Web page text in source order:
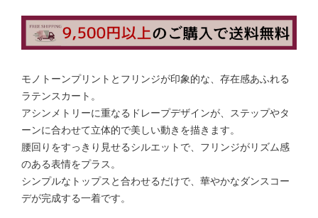
モノトーンプリントとフリンジが印象的な、存在感あふれる
ラテンスカート。
アシンメトリーに重なるドレープデザインが、ステップやタ
ーンに合わせて立体的で美しい動きを描きます。
腰回りをすっきり見せるシルエットで、フリンジがリズム感
のある表情をプラス。
シンプルなトップスと合わせるだけで、華やかなダンスコー
デが完成する一着です。